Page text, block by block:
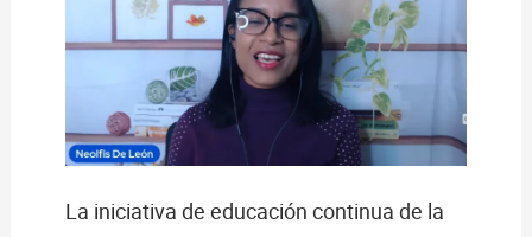
La iniciativa de educación continua de la